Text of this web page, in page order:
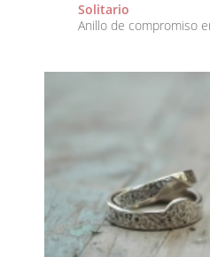
Solitario
Anillo de compromiso